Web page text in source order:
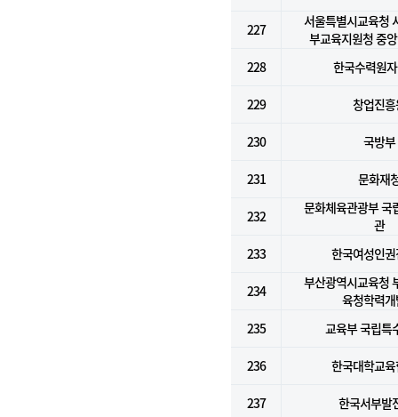
227
서울특별시교육청
부교육지원청 중
228
한국수력원
229 창업진
230 국방부
231 문화재
232
문화체육관광부 국
관
233
한국여성인
234
부산광역시교육청
육청학력
235
교육부 국립특
236 한국대학교
237 한국서부발